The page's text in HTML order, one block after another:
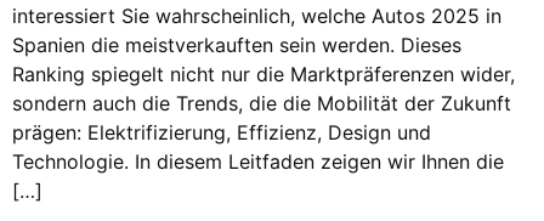
interessiert Sie wahrscheinlich, welche Autos 2025 in
Spanien die meistverkauften sein werden. Dieses
Ranking spiegelt nicht nur die Marktpräferenzen wider,
sondern auch die Trends, die die Mobilität der Zukunft
prägen: Elektrifizierung, Effizienz, Design und
Technologie. In diesem Leitfaden zeigen wir Ihnen die
[…]